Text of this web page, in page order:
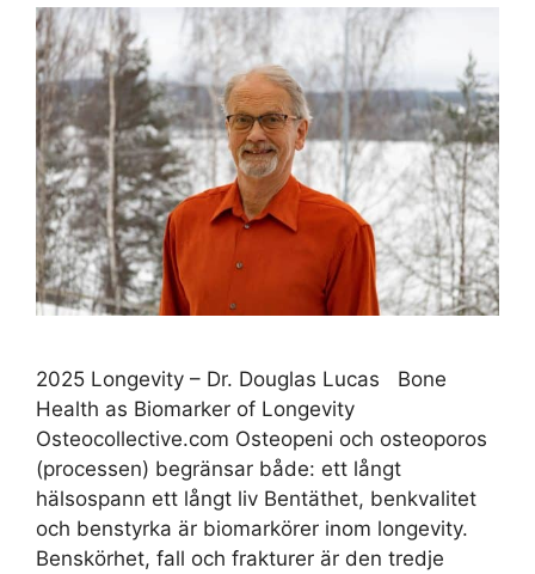
2025 Longevity – Dr. Douglas Lucas Bone
Health as Biomarker of Longevity
Osteocollective.com Osteopeni och osteoporos
(processen) begränsar både: ett långt
hälsospann ett långt liv Bentäthet, benkvalitet
och benstyrka är biomarkörer inom longevity.
Benskörhet, fall och frakturer är den tredje